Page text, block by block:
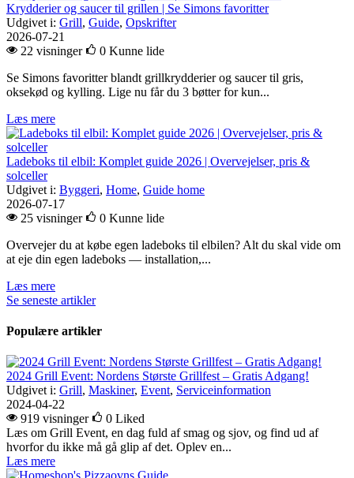
Krydderier og saucer til grillen | Se Simons favoritter
Udgivet i: Grill, Guide, Opskrifter
2026-07-21
22 visninger
0 Kunne lide
Se Simons favoritter blandt grillkrydderier og saucer til gris,
oksekød og kylling. Lige nu får du 3 bøtter for kun...
Læs mere
Ladeboks til elbil: Komplet guide 2026 | Overvejelser, pris &
solceller
Udgivet i: Byggeri, Home, Guide home
2026-07-17
25 visninger
0 Kunne lide
Overvejer du at købe egen ladeboks til elbilen? Alt du skal vide om
at eje din egen ladeboks — installation,...
Læs mere
Se seneste artikler
Populære artikler
2024 Grill Event: Nordens Største Grillfest – Gratis Adgang!
Udgivet i: Grill, Maskiner, Event, Serviceinformation
2024-04-22
919 visninger
0 Liked
Læs om Grill Event, en dag fuld af smag og sjov, og find ud af
hvorfor du ikke må gå glip af det. Oplev en...
Læs mere